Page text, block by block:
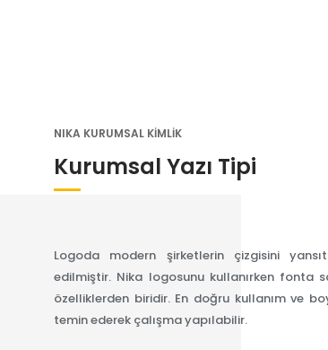
NIKA KURUMSAL KİMLİK
Kurumsal Yazı Tipi
Logoda modern şirketlerin çizgisini
edilmiştir. Nika logosunu kullanırken fonta
özelliklerden biridir. En doğru kullanım ve
temin ederek çalışma yapılabilir.